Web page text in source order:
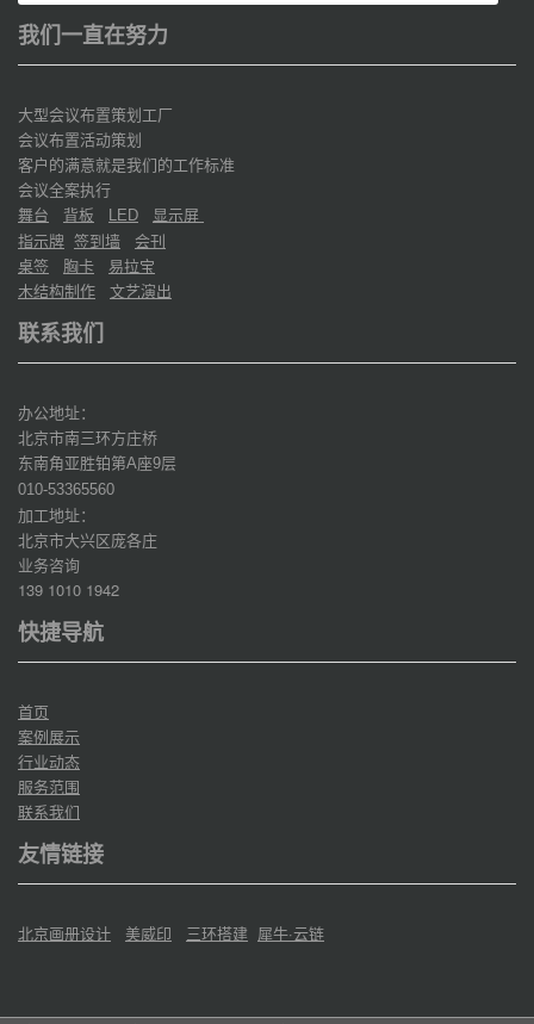
我们一直在努力
大型会议布置策划工厂
会议布置活动策划
客户的满意就是我们的工作标准
会议全案执行
舞台
背板 LED
显示屏
指示牌 签到墙
会刊
桌签
胸卡
易拉宝
木结构制作
文艺演出
联系我们
办公地址：
北京市南三环方庄桥
东南角亚胜铂第A座9层
010-53365560
加工地址：
北京市大兴区庞各庄
业务咨询
139 1010 1942
快捷导航
首页
案例展示
行业动态
服务范围
联系我们
友情链接
北京画册设计 美威印 三环搭建 犀牛·云链